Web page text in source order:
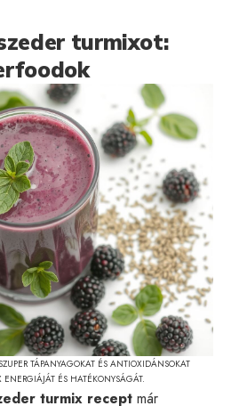
turmixot:
TÁPANYAGOKAT ÉS ANTIOXIDÁNSOKAT
ENERGIÁJÁT ÉS HATÉKONYSÁGÁT.
turmix recept már